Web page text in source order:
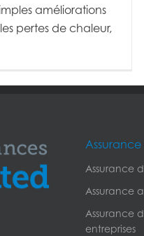
améliorations
pertes de chaleur,
Assurance
Assurance
Assurance
Assurance
entreprises